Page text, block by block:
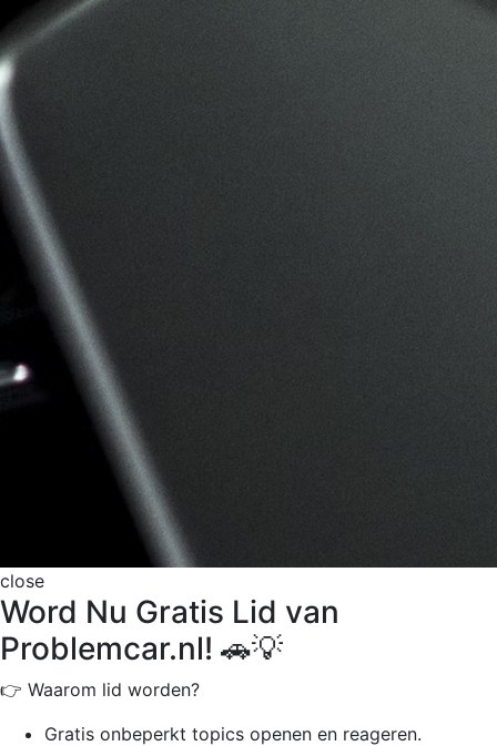
close
Word Nu Gratis Lid van
Problemcar.nl! 🚗💡
👉 Waarom lid worden?
Gratis onbeperkt topics openen en reageren.